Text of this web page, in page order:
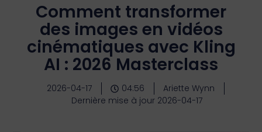
Comment transformer
des images en vidéos
cinématiques avec Kling
AI : 2026 Masterclass
2026-04-17 04:56
Ariette Wynn
Dernière mise à jour 2026-04-17